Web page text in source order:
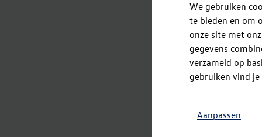
We gebruiken
te bieden en om
onze site met
gegevens
verzameld op
gebruiken vind je
Aanpassen